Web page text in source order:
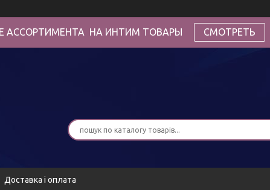
АССОРТИМЕНТА НА ИНТИМ ТОВАРЫ СМОТРЕТЬ
Доставка і оплата